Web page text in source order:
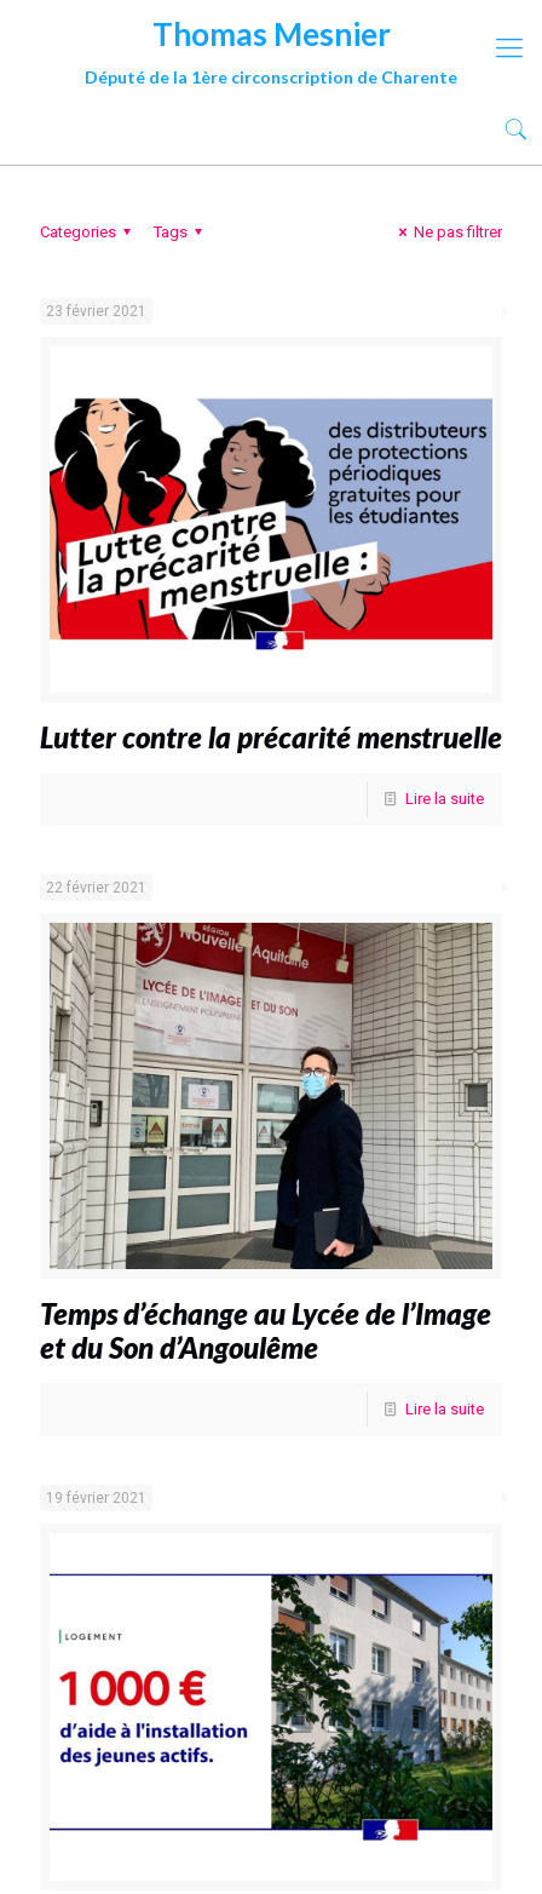
Thomas Mesnier
Député de la 1ère circonscription de Charente
Categories Tags Ne pas filtrer
23 février 2021
Lutter contre la précarité menstruelle
Lire la suite
22 février 2021
Temps d’échange au Lycée de l’Image
et du Son d’Angoulême
Lire la suite
19 février 2021